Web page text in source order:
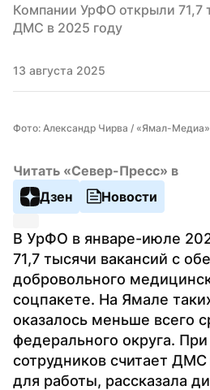
Компании УрФО открыли 71,7
ДМС в 2025 году
13 августа 2025
Фото: Александр Чирва / «Ямал-Медиа»
Читать «Север-Пресс» в
Дзен
Новости
В УрФО в январе-июле
71,7 тысячи вакансий с
добровольного
соцпакете. На Ямале
оказалось меньше всего
федерального округа.
сотрудников считает
для работы, рассказала